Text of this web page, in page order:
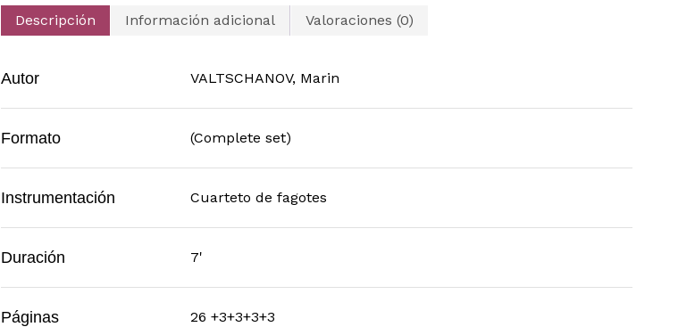
Descripción Información adicional Valoraciones (0)
Autor VALTSCHANOV, Marin
Formato (Complete set)
Instrumentación Cuarteto de fagotes
Duración 7'
Páginas 26 +3+3+3+3